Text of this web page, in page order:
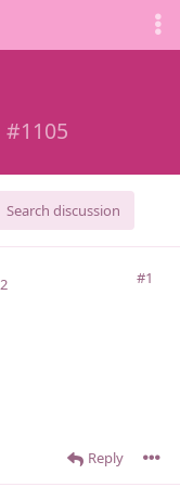
#1105
Search discussion
#1
Reply